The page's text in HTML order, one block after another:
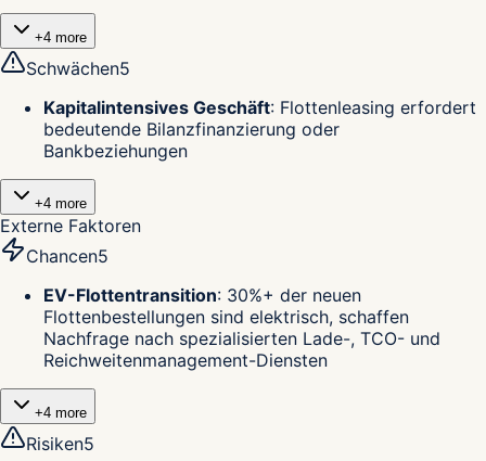
+4 more
Schwächen5
Kapitalintensives Geschäft: Flottenleasing erfordert
bedeutende Bilanzfinanzierung oder
Bankbeziehungen
+4 more
Externe Faktoren
Chancen5
EV-Flottentransition: 30%+ der neuen
Flottenbestellungen sind elektrisch, schaffen
Nachfrage nach spezialisierten Lade-, TCO- und
Reichweitenmanagement-Diensten
+4 more
Risiken5